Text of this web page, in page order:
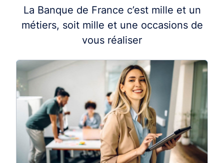
La Banque de France c’est mille et un
métiers, soit mille et une occasions de
vous réaliser